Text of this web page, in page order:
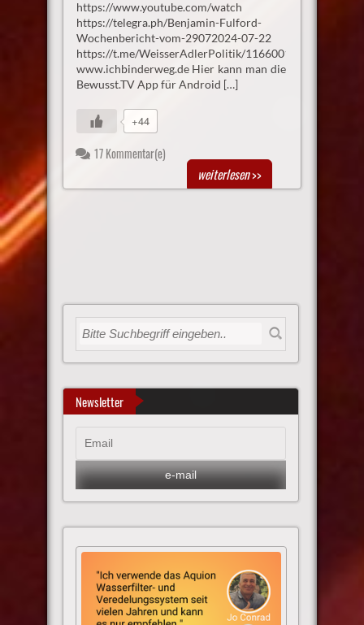
https://www.youtube.com/watch
https://telegra.ph/Benjamin-Fulford-
Wochenbericht-vom-29072024-07-22
https://t.me/WeisserAdlerPolitik/1166001
www.ichbinderweg.de Hier kann man die
Bewusst.TV App für Android […]
+44
17 Kommentar(e)
weiterlesen>>
Newsletter